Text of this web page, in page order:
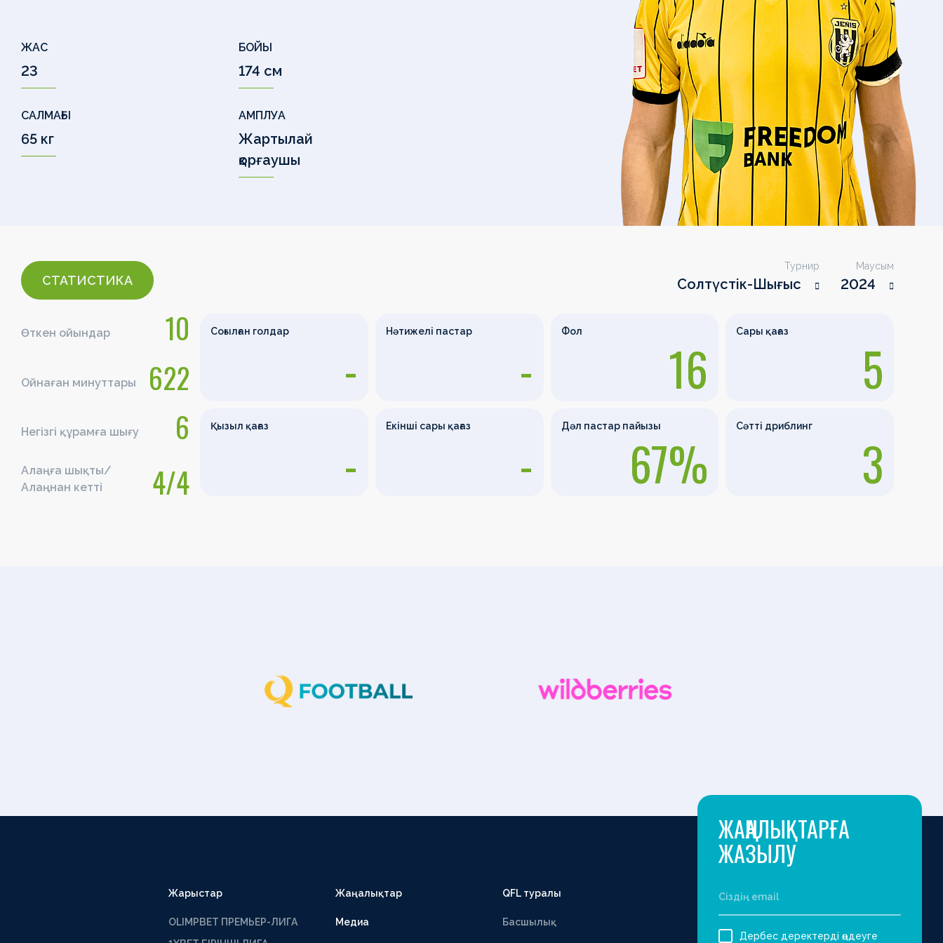
ЖАС
23
БОЙЫ
174 см
САЛМАҒЫ
65 кг
АМПЛУА
Жартылай
қорғаушы
СТАТИСТИКА
Турнир
Солтүстік-Шығыс
Маусым
2024
Өткен ойындар 10
Ойнаған минуттары 622
Негізгі құрамға шығу 6
Алаңға шықты/
Алаңнан кетті
4/4
Соғылған голдар
-
Нәтижелі пастар
-
Фол
16
Сары қағаз
5
Қызыл қағаз
-
Екінші сары қағаз
-
Дәл пастар пайызы
67%
Сәтті дриблинг
3
Жарыстар
OLIMPBET ПРЕМЬЕР-ЛИГА
Жаңалықтар
Медиа
QFL туралы
Басшылық
ЖАҢАЛЫҚТАРҒА
ЖАЗЫЛУ
Дербес деректерді өңдеуге